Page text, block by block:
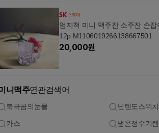
엄지척 미니 맥주잔 소주잔 손잡
12p M1106019266138667501
20,000원
니맥주연관검색어
북극곰의눈물 닌텐도스위
카스 냉온정수기